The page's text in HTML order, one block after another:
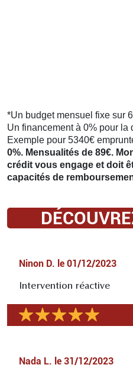
*Un budget mensuel fixe sur
Un financement à 0% pour la
Exemple pour 5340€
0%. Mensualités de 89€.
crédit vous engage et doit
capacités de
Ninon D. le 01/12/2023
Intervention réactive
Nada L. le 31/12/2023